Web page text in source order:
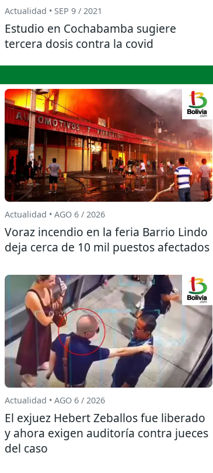
Actualidad • SEP 9 / 2021
Estudio en Cochabamba sugiere
tercera dosis contra la covid
Actualidad • AGO 6 / 2026
Voraz incendio en la feria Barrio Lindo
deja cerca de 10 mil puestos afectados
Actualidad • AGO 6 / 2026
El exjuez Hebert Zeballos fue liberado
y ahora exigen auditoría contra jueces
del caso